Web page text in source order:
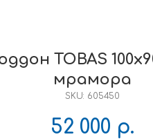
TOBAS
мрамора
SKU: 605450
52 000 р.